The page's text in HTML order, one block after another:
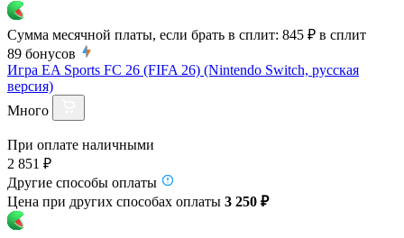
Сумма месячной платы, если брать в сплит: 845 ₽ в сплит
89 бонусов
Игра EA Sports FC 26 (FIFA 26) (Nintendo Switch, русская
версия)
Много
При оплате наличными
2 851 ₽
Другие способы оплаты
Цена при других способах оплаты 3 250 ₽